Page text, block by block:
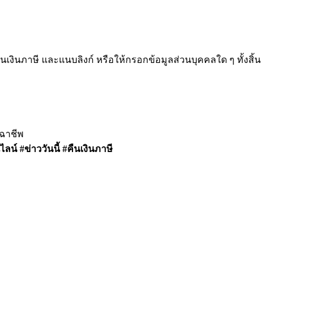
เงินภาษี และแนบลิงก์ หรือให้กรอกข้อมูลส่วนบุคคลใด ๆ ทั้งสิ้น
าชีพ
ลน์ #ข่าววันนี้ #คืนเงินภาษี